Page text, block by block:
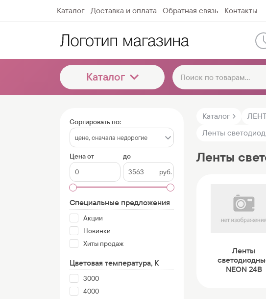
Каталог Доставка и оплата Обратная связь Контакты
Каталог
Сортировать по:
Цена от
до
руб.
Специальные предложения
Акции
Новинки
Хиты продаж
Цветовая температура, К
3000
4000
Каталог
Ленты
Ленты
Ленты
NEON 24В